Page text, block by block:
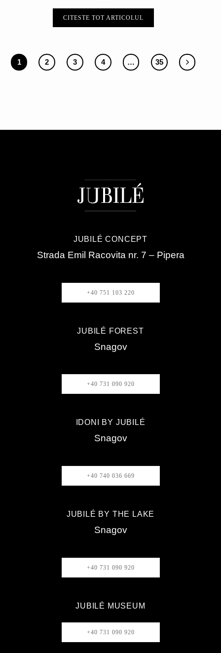
CITESTE TOT ARTICOLUL
1 2 3 4 … 35
JUBILÉ CONCEPT
Strada Emil Racovita nr. 7 – Pipera
+40 751 103 220
JUBILÉ FOREST
Snagov
+40 731 090 920
IDONI BY JUBILÉ
Snagov
+40 740 036 669
JUBILÉ BY THE LAKE
Snagov
+40 731 090 920
JUBILÉ MUSEUM
+40 731 090 920